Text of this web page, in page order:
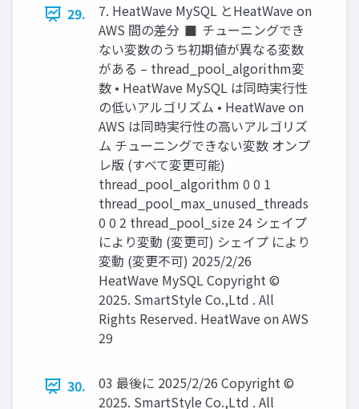
29.
7. HeatWave MySQL とHeatWave on
AWS 間の差分 ◼ チューニングでき
ない変数のうち初期値が異なる変数
がある – thread_pool_algorithm変
数 • HeatWave MySQL は同時実行性
の低いアルゴリズム • HeatWave on
AWS は同時実行性の高いアルゴリズ
ム チューニングできない変数 オンプ
レ版 (すべて変更可能)
thread_pool_algorithm 0 0 1
thread_pool_max_unused_threads
0 0 2 thread_pool_size 24 シェイプ
により変動 (変更可) シェイプ により
変動 (変更不可) 2025/2/26
HeatWave MySQL Copyright ©
2025. SmartStyle Co.,Ltd . All
Rights Reserved. HeatWave on AWS
29
30.
03 最後に 2025/2/26 Copyright ©
2025. SmartStyle Co.,Ltd . All